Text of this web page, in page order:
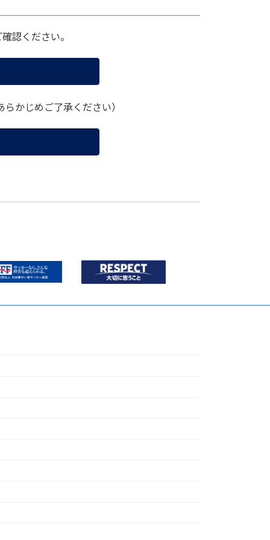
認ください。
かじめご了承ください）